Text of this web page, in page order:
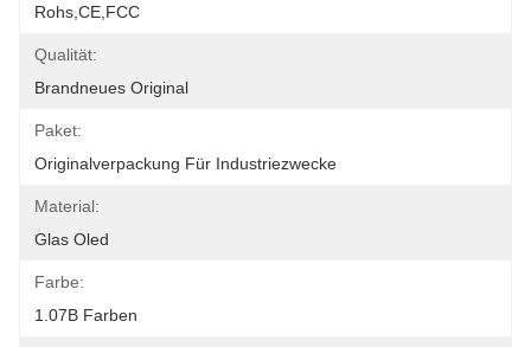
Rohs,CE,FCC
Qualität:
Brandneues Original
Paket:
Originalverpackung Für Industriezwecke
Material:
Glas Oled
Farbe:
1.07B Farben